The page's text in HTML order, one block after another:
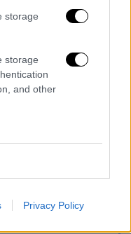
storage
storage
and other
Privacy Policy
τον Ιανουάριο
των ΗΠΑ
τις να
προς την